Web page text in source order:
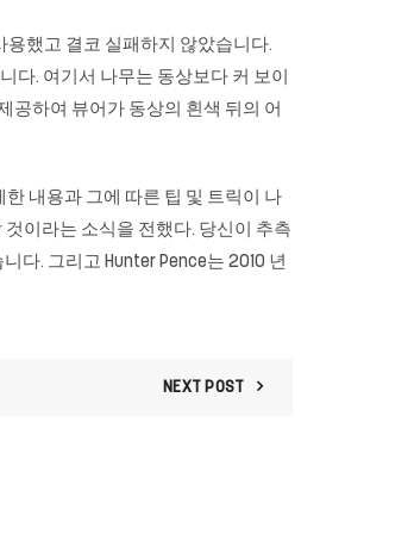
용했고 결코 실패하지 않았습니다.
다. 여기서 나무는 동상보다 커 보이
공하여 뷰어가 동상의 흰색 뒤의 어
내용과 그에 따른 팁 및 트릭이 나
이라는 소식을 전했다. 당신이 추측
다. 그리고 Hunter Pence는 2010 년
NEXT POST